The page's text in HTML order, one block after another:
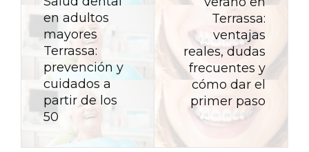
en adultos
mayores
Terrassa:
prevención y
cuidados a
partir de los
50
Terrassa:
ventajas
reales, dudas
frecuentes y
cómo dar el
primer paso